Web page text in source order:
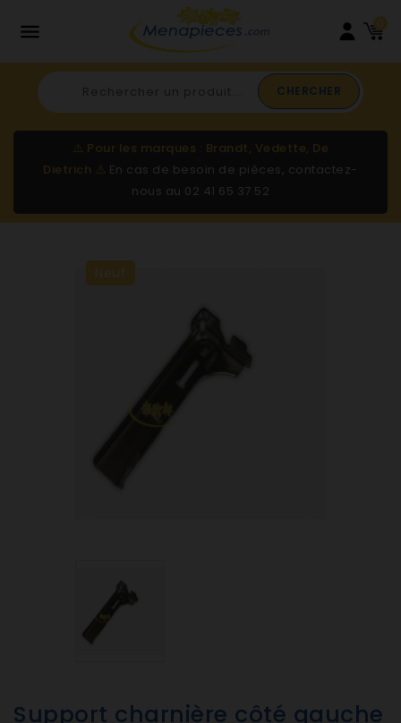
 0
CHERCHER
⚠️ Pour les marques : Brandt, Vedette, De
Dietrich ⚠️ En cas de besoin de pièces, contactez-
nous au 02 41 65 37 52
Neuf
Support charnière côté gauche